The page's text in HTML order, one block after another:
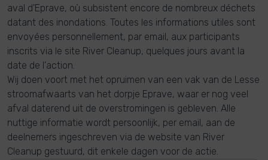
aval d'Eprave, où subsistent encore de nombreux déchets
datant des inondations. Toutes les informations utiles sont
envoyées personnellement, par email, aux participants
inscrits via le site River Cleanup, quelques jours avant la
date de l'action.
Wij doen voort met het opruimen van een vak van de Lesse
stroomafwaarts van het dorpje Eprave, waar er nog veel
afval daterend uit de overstromingen is gebleven. Alle
nuttige informatie wordt persoonlijk, per email, aan de
deelnemers ingeschreven via de website van River
Cleanup gestuurd, dit enkele dagen voor de actie.